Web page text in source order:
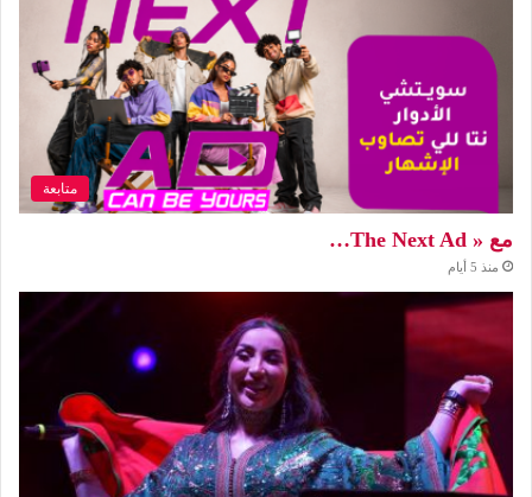
متابعة
مع « The Next Ad…
منذ 5 أيام